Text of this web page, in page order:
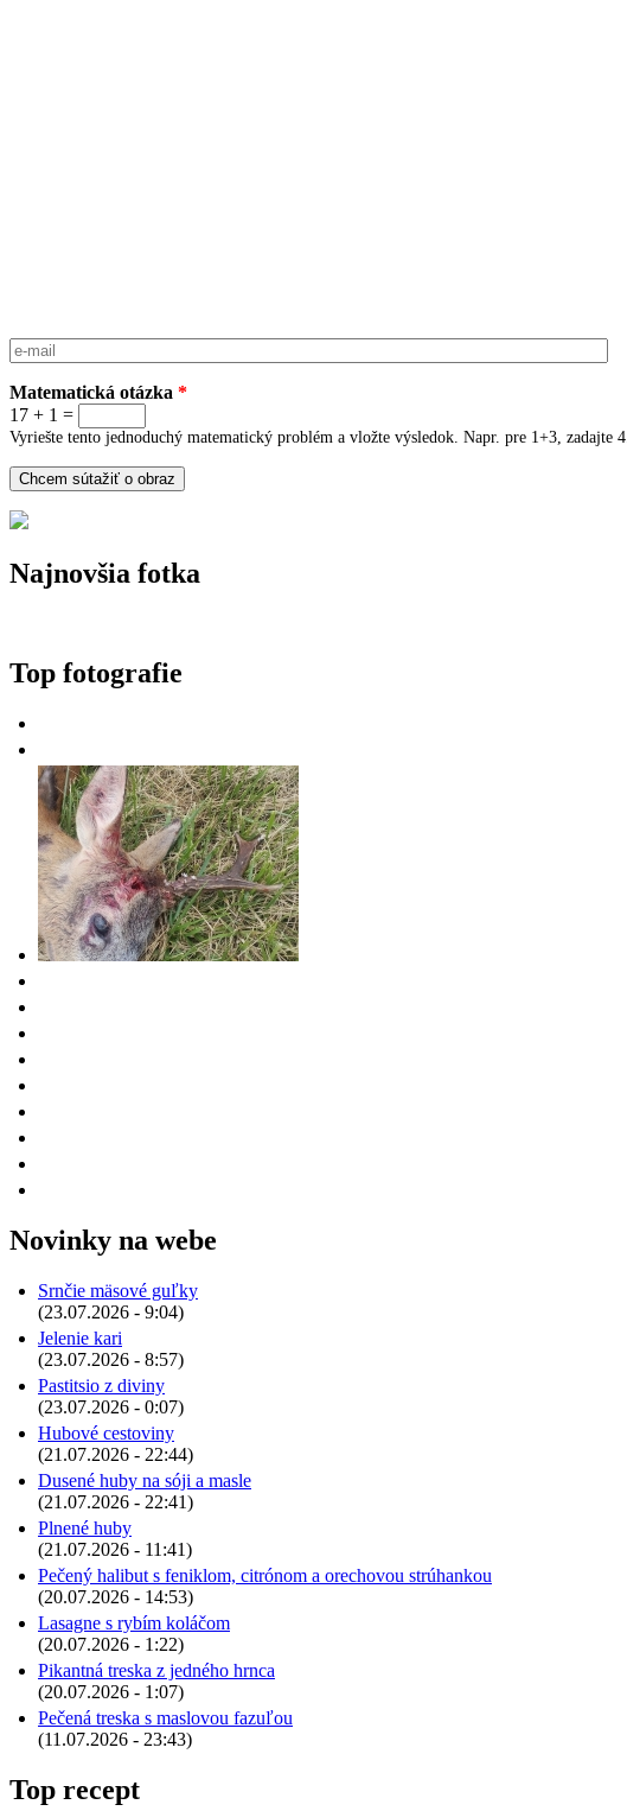
E-mail
Matematická otázka *
17 + 1 =
Vyriešte tento jednoduchý matematický problém a vložte výsledok. Napr. pre 1+3, zadajte 4.
Najnovšia fotka
Top fotografie
Novinky na webe
Srnčie mäsové guľky
(23.07.2026 - 9:04)
Jelenie kari
(23.07.2026 - 8:57)
Pastitsio z diviny
(23.07.2026 - 0:07)
Hubové cestoviny
(21.07.2026 - 22:44)
Dusené huby na sóji a masle
(21.07.2026 - 22:41)
Plnené huby
(21.07.2026 - 11:41)
Pečený halibut s feniklom, citrónom a orechovou strúhankou
(20.07.2026 - 14:53)
Lasagne s rybím koláčom
(20.07.2026 - 1:22)
Pikantná treska z jedného hrnca
(20.07.2026 - 1:07)
Pečená treska s maslovou fazuľou
(11.07.2026 - 23:43)
Top recept